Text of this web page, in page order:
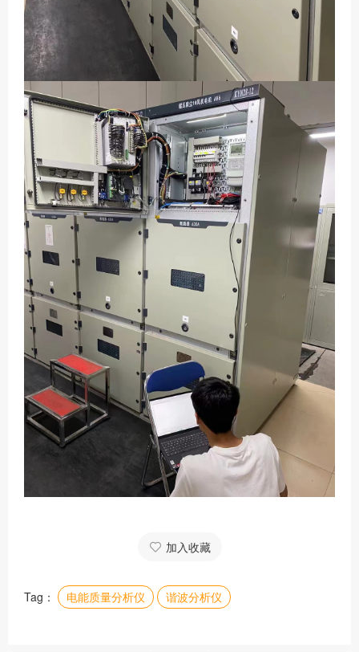
加入收藏
Tag： 电能质量分析仪 谐波分析仪